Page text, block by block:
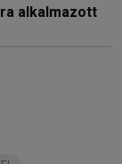
alkalmazott
összefüggése
az életkor